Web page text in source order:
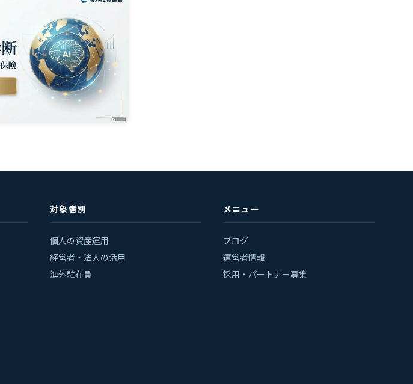
対象者別
個人の資産運用
経営者・法人の活用
海外駐在員
メニュー
ブログ
運営者情報
採用・パートナー募集